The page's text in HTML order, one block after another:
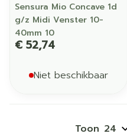
Sensura Mio Concave 1d
g/z Midi Venster 10-
40mm 10
€ 52,74
Niet beschikbaar
Toon